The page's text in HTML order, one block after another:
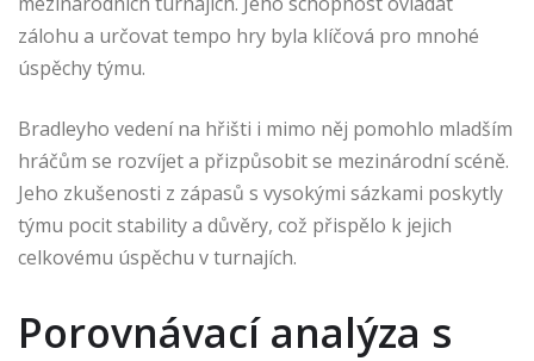
zálohu a určovat tempo hry byla klíčová pro mnohé
úspěchy týmu.
Bradleyho vedení na hřišti i mimo něj pomohlo mladším
hráčům se rozvíjet a přizpůsobit se mezinárodní scéně.
Jeho zkušenosti z zápasů s vysokými sázkami poskytly
týmu pocit stability a důvěry, což přispělo k jejich
celkovému úspěchu v turnajích.
Porovnávací analýza s